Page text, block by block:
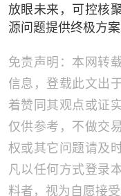
放眼未来，可控核
源问题提供终极方案
免责声明：本网转
信息，登载此文出
着赞同其观点或证
仅供参考，不做交
权或其它问题请及
凡以任何方式登录
料者，视为自愿接